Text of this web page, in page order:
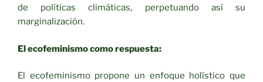
de políticas climáticas, perpetuando así su
marginalización.
El ecofeminismo como respuesta:
El ecofeminismo propone un enfoque holístico que